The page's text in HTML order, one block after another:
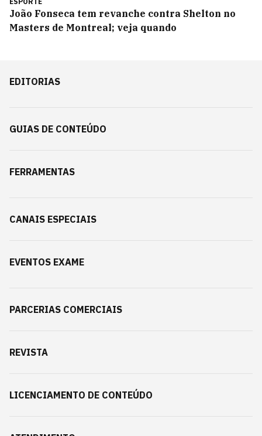
João Fonseca tem revanche contra Shelton no
Masters de Montreal; veja quando
EDITORIAS
GUIAS DE CONTEÚDO
FERRAMENTAS
CANAIS ESPECIAIS
EVENTOS EXAME
PARCERIAS COMERCIAIS
REVISTA
LICENCIAMENTO DE CONTEÚDO